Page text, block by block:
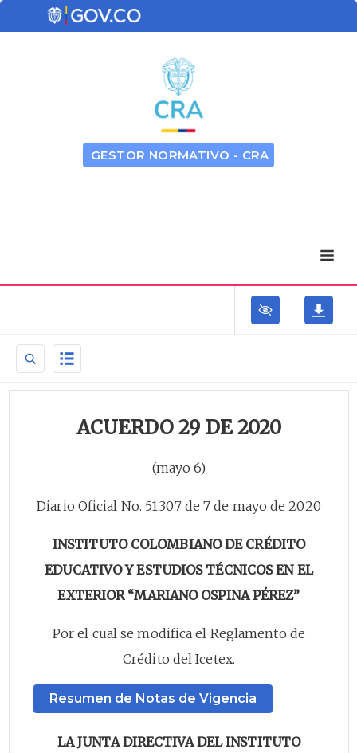
GESTOR NORMATIVO - CRA
ACUERDO 29 DE 2020
(mayo 6)
Diario Oficial No. 51.307 de 7 de mayo de 2020
INSTITUTO COLOMBIANO DE CRÉDITO
EDUCATIVO Y ESTUDIOS TÉCNICOS EN EL
EXTERIOR “MARIANO OSPINA PÉREZ”
Por el cual se modifica el Reglamento de
Crédito del Icetex.
Resumen de Notas de Vigencia
LA JUNTA DIRECTIVA DEL INSTITUTO